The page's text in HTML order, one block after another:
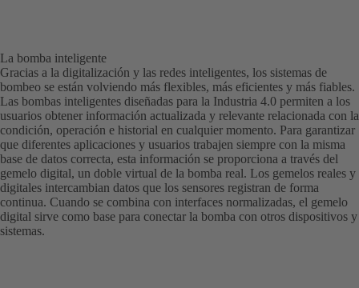
La bomba inteligente
Gracias a la digitalización y las redes inteligentes, los sistemas de
bombeo se están volviendo más flexibles, más eficientes y más fiables.
Las bombas inteligentes diseñadas para la Industria 4.0 permiten a los
usuarios obtener información actualizada y relevante relacionada con la
condición, operación e historial en cualquier momento. Para garantizar
que diferentes aplicaciones y usuarios trabajen siempre con la misma
base de datos correcta, esta información se proporciona a través del
gemelo digital, un doble virtual de la bomba real. Los gemelos reales y
digitales intercambian datos que los sensores registran de forma
continua. Cuando se combina con interfaces normalizadas, el gemelo
digital sirve como base para conectar la bomba con otros dispositivos y
sistemas.